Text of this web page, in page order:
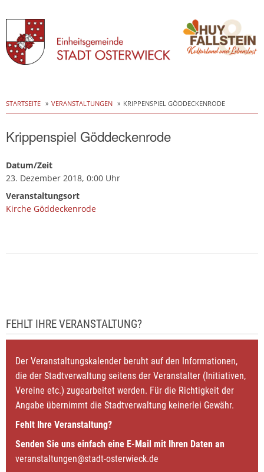
to
content
STARTSEITE VERANSTALTUNGEN KRIPPENSPIEL GÖDDECKENRODE
Krippenspiel Göddeckenrode
Datum/Zeit
23. Dezember 2018, 0:00 Uhr
Veranstaltungsort
Kirche Göddeckenrode
FEHLT IHRE VERANSTALTUNG?
Der Veranstaltungskalender beruht auf den Informationen,
die der Stadtverwaltung seitens der Veranstalter (Initiativen,
Vereine etc.) zugearbeitet werden. Für die Richtigkeit der
Angabe übernimmt die Stadtverwaltung keinerlei Gewähr.
Fehlt Ihre Veranstaltung?
Senden Sie uns einfach eine E-Mail mit Ihren Daten an
veranstaltungen@stadt-osterwieck.de